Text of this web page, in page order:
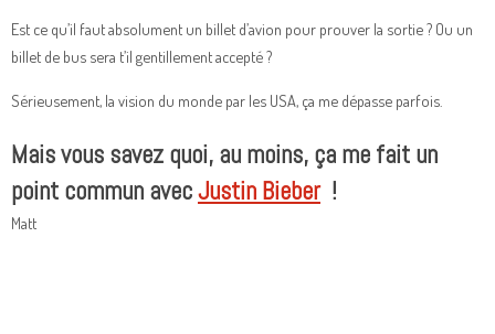
Est ce qu’il faut absolument un billet d’avion pour prouver la sortie ? Ou un
billet de bus sera t’il gentillement accepté ?
Sérieusement, la vision du monde par les USA, ça me dépasse parfois.
Mais vous savez quoi, au moins, ça me fait un
point commun avecJustin Bieber!
Matt